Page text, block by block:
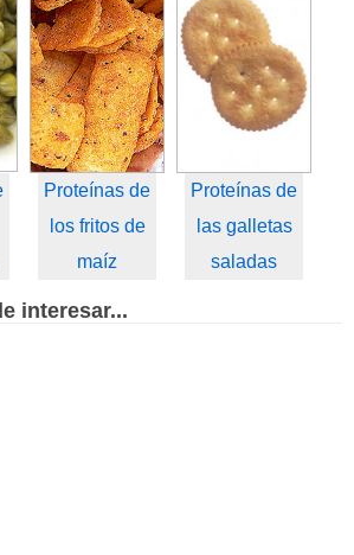
Proteínas de
los fritos de
maíz
Proteínas de
las galletas
saladas
interesar...